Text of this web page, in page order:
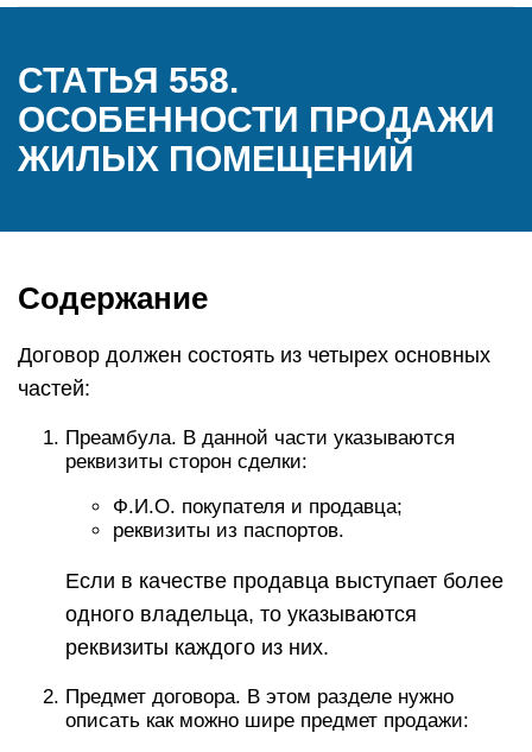
СТАТЬЯ 558.
ОСОБЕННОСТИ ПРОДАЖИ
ЖИЛЫХ ПОМЕЩЕНИЙ
Содержание
Договор должен состоять из четырех основных
частей:
Преамбула. В данной части указываются
реквизиты сторон сделки:
Ф.И.О. покупателя и продавца;
реквизиты из паспортов.
Если в качестве продавца выступает более
одного владельца, то указываются
реквизиты каждого из них.
Предмет договора. В этом разделе нужно
описать как можно шире предмет продажи: